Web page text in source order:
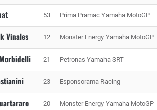
53 Prima Pramac Yamaha MotoGP
Vinales 12 Monster Energy Yamaha MotoGP
21 Petronas Yamaha SRT
23 Esponsorama Racing
20 Monster Energy Yamaha MotoGP